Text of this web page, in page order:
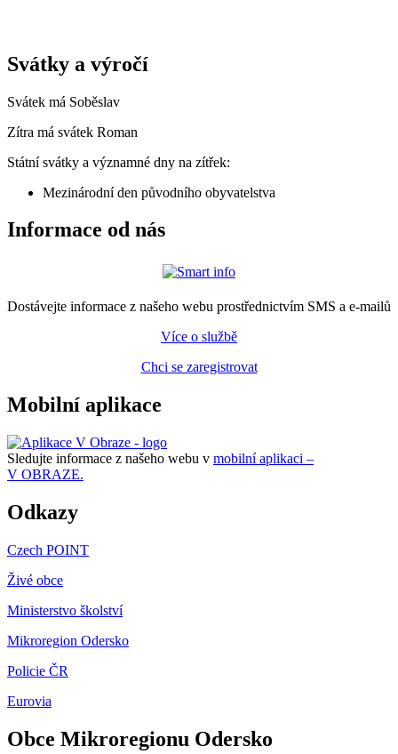
Svátky a výročí
Svátek má Soběslav
Zítra má svátek Roman
Státní svátky a významné dny na zítřek:
Mezinárodní den původního obyvatelstva
Informace od nás
Dostávejte informace z našeho webu prostřednictvím SMS a e-mailů
Více o službě
Chci se zaregistrovat
Mobilní aplikace
Sledujte informace z našeho webu v mobilní aplikaci –
V OBRAZE.
Odkazy
Czech POINT
Živé obce
Ministerstvo školství
Mikroregion Odersko
Policie ČR
Eurovia
Obce Mikroregionu Odersko